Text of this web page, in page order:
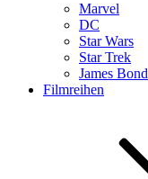
Marvel
DC
Star Wars
Star Trek
James Bond
Filmreihen